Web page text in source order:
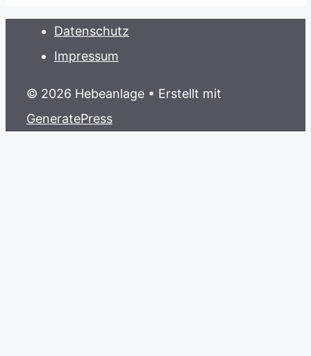
Datenschutz
Impressum
© 2026 Hebeanlage • Erstellt mit
GeneratePress